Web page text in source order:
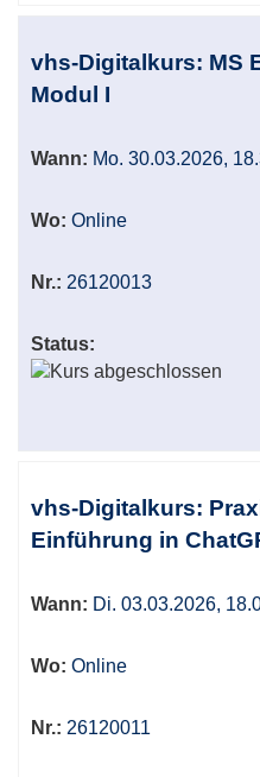
vhs-Digitalkurs: MS
Modul I
Wann: Mo. 30.03.2026,
Wo: Online
Nr.: 26120013
Status:
vhs-Digitalkurs:
Einführung in
Wann: Di. 03.03.2026,
Wo: Online
Nr.: 26120011